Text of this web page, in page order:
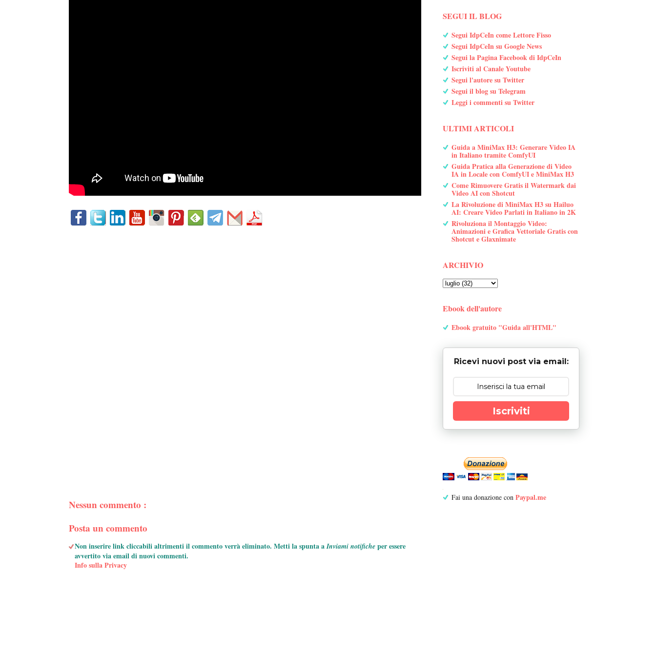
Nessun commento :
Posta un commento
Non inserire link cliccabili altrimenti il commento verrà eliminato. Metti la spunta aInviami notifiche per essere
avvertito via email di nuovi commenti.
Info sulla Privacy
SEGUI IL BLOG
Segui IdpCeIn come Lettore Fisso
Segui IdpCeIn su Google News
Segui la Pagina Facebook di IdpCeIn
Iscriviti al Canale Youtube
Segui l'autore su Twitter
Segui il blog su Telegram
Leggi i commenti su Twitter
ULTIMI ARTICOLI
Guida a MiniMax H3: Generare Video IA
in Italiano tramite ComfyUI
Guida Pratica alla Generazione di Video
IA in Locale con ComfyUI e MiniMax H3
Come Rimuovere Gratis il Watermark dai
Video AI con Shotcut
La Rivoluzione di MiniMax H3 su Hailuo
AI: Creare Video Parlati in Italiano in 2K
Rivoluziona il Montaggio Video:
Animazioni e Grafica Vettoriale Gratis con
Shotcut e Glaxnimate
ARCHIVIO
Ebook dell'autore
Ebook gratuito "Guida all'HTML"
Ricevi nuovi post via email:
Iscriviti
Fai una donazione con Paypal.me